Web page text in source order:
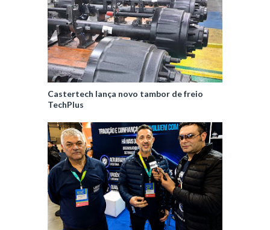
Castertech lança novo tambor de freio
TechPlus